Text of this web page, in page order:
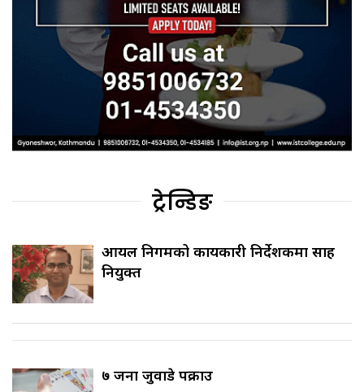
ट्रेन्डिङ
आयल निगमको कार्यकारी निर्देशकमा साह
नियुक्त
७ जना जुवाडे पक्राउ